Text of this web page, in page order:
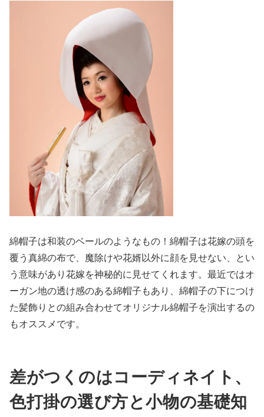
綿帽子は和装のベールのようなもの！綿帽子は花嫁の頭を
覆う真綿の布で、魔除けや花婿以外に顔を見せない、とい
う意味があり花嫁を神秘的に見せてくれます。最近ではオ
ーガン地の透け感のある綿帽子もあり、綿帽子の下につけ
た髪飾りとの組み合わせてオリジナル綿帽子を演出するの
もオススメです。
差がつくのはコーディネイト、
色打掛の選び方と小物の基礎知